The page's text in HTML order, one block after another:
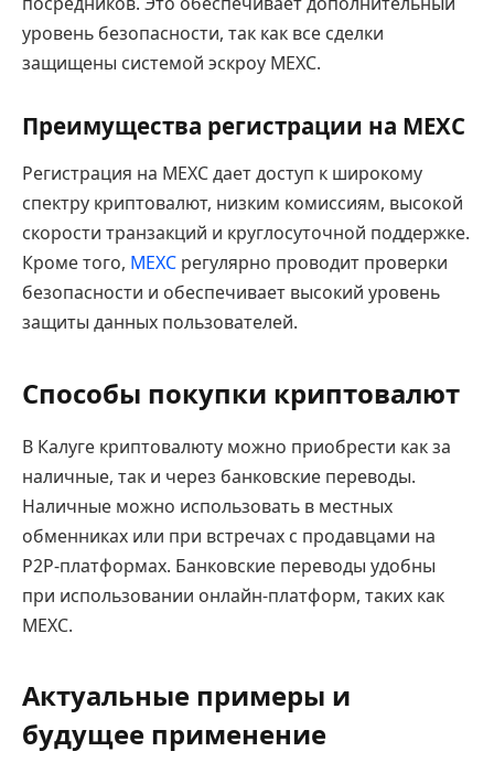
уровень безопасности, так как все сделки
защищены системой эскроу MEXC.
Преимущества регистрации на MEXC
Регистрация на MEXC дает доступ к широкому
спектру криптовалют, низким комиссиям, высокой
скорости транзакций и круглосуточной поддержке.
Кроме того, MEXC регулярно проводит проверки
безопасности и обеспечивает высокий уровень
защиты данных пользователей.
Способы покупки криптовалют
В Калуге криптовалюту можно приобрести как за
наличные, так и через банковские переводы.
Наличные можно использовать в местных
обменниках или при встречах с продавцами на
P2P-платформах. Банковские переводы удобны
при использовании онлайн-платформ, таких как
MEXC.
Актуальные примеры и
будущее применение